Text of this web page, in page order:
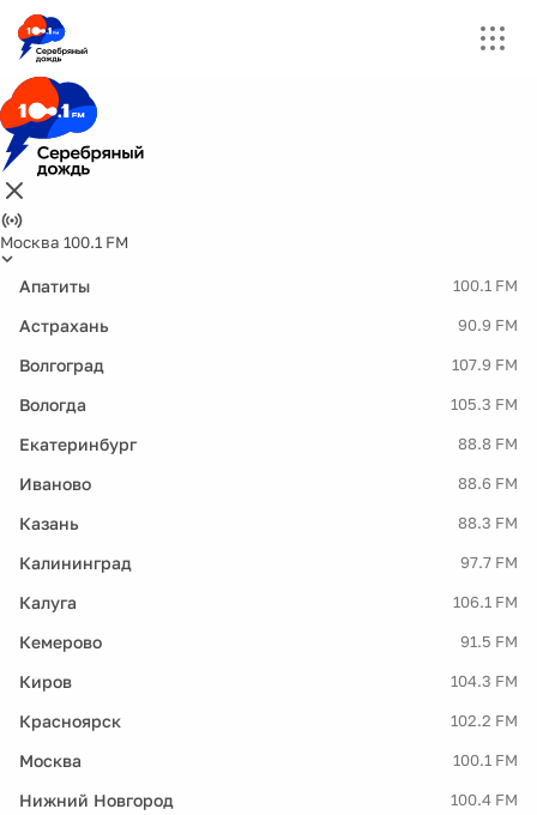
Москва 100.1 FM
Апатиты 100.1 FM
Астрахань 90.9 FM
Волгоград 107.9 FM
Вологда 105.3 FM
Екатеринбург 88.8 FM
Иваново 88.6 FM
Казань 88.3 FM
Калининград 97.7 FM
Калуга 106.1 FM
Кемерово 91.5 FM
Киров 104.3 FM
Красноярск 102.2 FM
Москва 100.1 FM
Нижний Новгород 100.4 FM